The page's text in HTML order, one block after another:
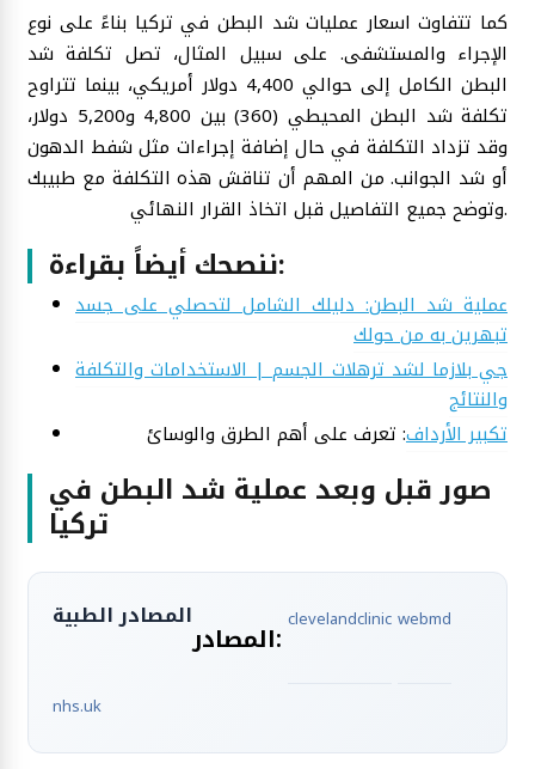
كما تتفاوت اسعار عمليات شد البطن في تركيا بناءً على نوع
الإجراء والمستشفى. على سبيل المثال، تصل تكلفة شد
البطن الكامل إلى حوالي 4,400 دولار أمريكي، بينما تتراوح
تكلفة شد البطن المحيطي (360) بين 4,800 و5,200 دولار،
وقد تزداد التكلفة في حال إضافة إجراءات مثل شفط الدهون
أو شد الجوانب. من المهم أن تناقش هذه التكلفة مع طبيبك
وتوضح جميع التفاصيل قبل اتخاذ القرار النهائي.
ننصحك أيضاً بقراءة:
عملية شد البطن: دليلك الشامل لتحصلي على جسد
تبهرين به من حولك
جي بلازما لشد ترهلات الجسم | الاستخدامات والتكلفة
والنتائج
تكبير الأرداف: تعرف على أهم الطرق والوسائ
صور قبل وبعد عملية شد البطن في
تركيا
المصادر الطبية
المصادر:
clevelandclinic webmd
nhs.uk